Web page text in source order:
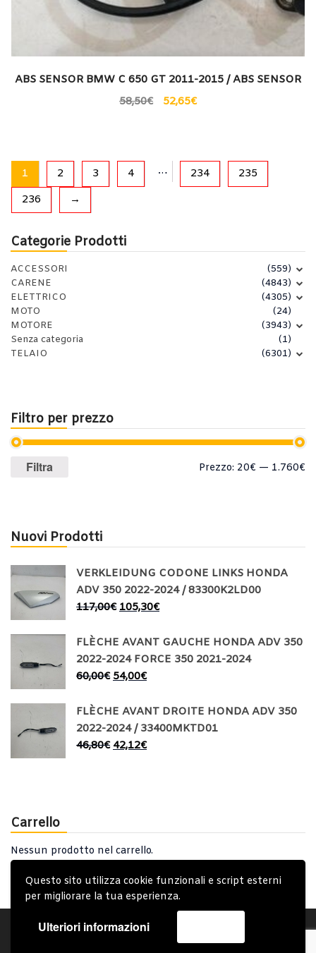
Questo sito utilizza cookie funzionali e script esterni
per migliorare la tua esperienza.
Ulteriori informazioni
Categorie Prodotti
ACCESSORI
(559)
CARENE
(4843)
ELETTRICO
(4305)
MOTO
(24)
MOTORE
(3943)
Senza categoria
(1)
TELAIO
(6301)
Filtro per prezzo
Prezzo
Prezzo
Filtra Prezzo: 20€ — 1.760€
Nuovi Prodotti
VERKLEIDUNG CODONE LINKS HONDA
ADV 350 2022-2024 / 83300K2LD00
117,00€ 105,30€
FLÈCHE AVANT GAUCHE HONDA ADV 350
2022-2024 FORCE 350 2021-2024
60,00€ 54,00€
FLÈCHE AVANT DROITE HONDA ADV 350
2022-2024 / 33400MKTD01
46,80€ 42,12€
Carrello
Nessun prodotto nel carrello.
ABS SENSOR BMW C 650 GT 2011-2015 / ABS SENSOR
58,50€ 52,65€
1 2 3 4 … 234
235
236
→
Account Condizioni Generali
Spedizione e Consegna